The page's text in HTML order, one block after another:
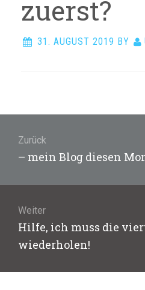
zuerst?
31. AUGUST 2019 BY
Zurück
Vorheriger
– mein Blog diesen
Weiter
Nächster
Beitrag:
Hilfe, ich muss die
wiederholen!